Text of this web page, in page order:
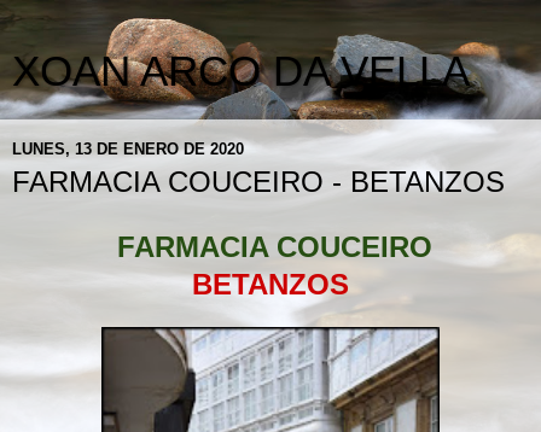
XOAN ARCO DA VELLA
LUNES, 13 DE ENERO DE 2020
FARMACIA COUCEIRO - BETANZOS
FARMACIA COUCEIRO
BETANZOS